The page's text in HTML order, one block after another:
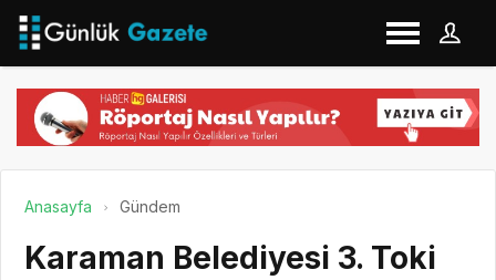
Anasayfa Gündem
Karaman Belediyesi 3. Toki